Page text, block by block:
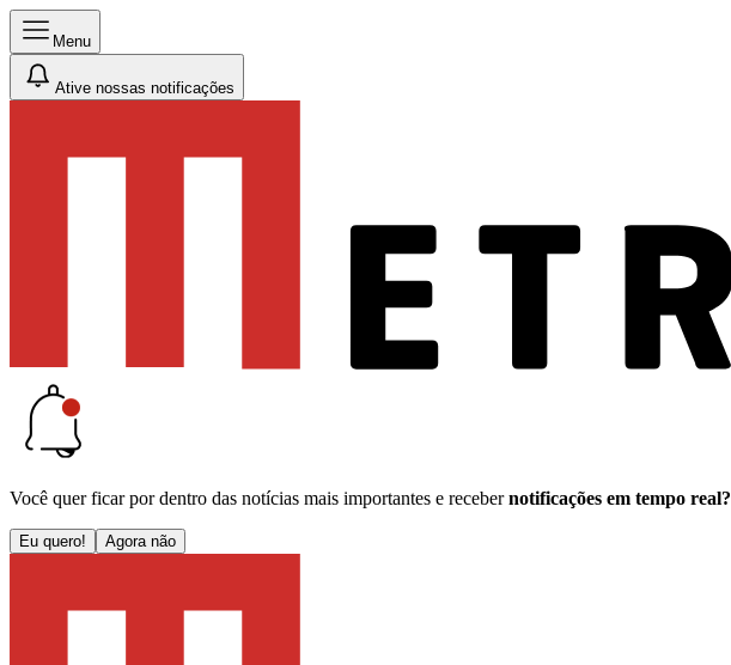
Menu
Ative nossas notificações
Você quer ficar por dentro das notícias mais importantes e receber notificações em tempo real?
Eu quero! Agora não